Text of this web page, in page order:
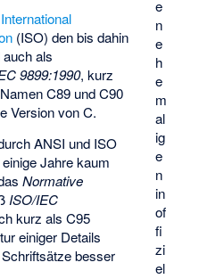
e
n
e
h
e
m
al
ig
e
n
in
of
fi
zi
el
International
(ISO) den bis dahin
als
9899:1990, kurz
C89 und C90
Version von C.
ANSI und ISO
Jahre kaum
Normative
ISO/IEC
kurz als C95
einiger Details
besser